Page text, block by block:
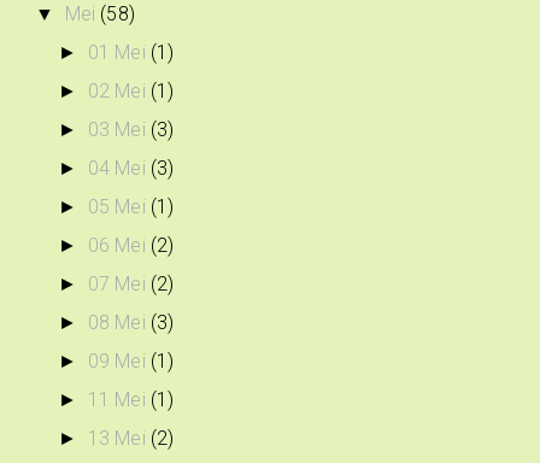
▼ Mei (58)
► 01 Mei (1)
► 02 Mei (1)
► 03 Mei (3)
► 04 Mei (3)
► 05 Mei (1)
► 06 Mei (2)
► 07 Mei (2)
► 08 Mei (3)
► 09 Mei (1)
► 11 Mei (1)
► 13 Mei (2)